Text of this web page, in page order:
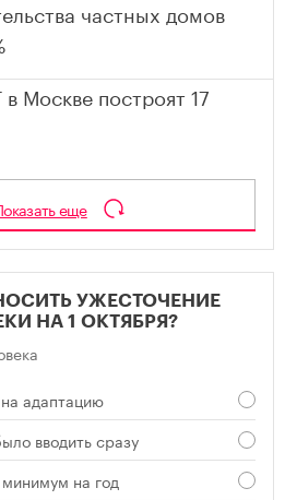
частных домов
Москве построят 17
еще
УЖЕСТОЧЕНИЕ
НА 1 ОКТЯБРЯ?
адаптацию
вводить сразу
на год